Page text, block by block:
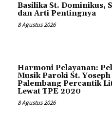
Basilika St. Dominikus,
dan Arti Pentingnya
8 Agustus 2026
Harmoni Pelayanan:
Musik Paroki St. Yoseph
Palembang Percantik
Lewat TPE 2020
8 Agustus 2026